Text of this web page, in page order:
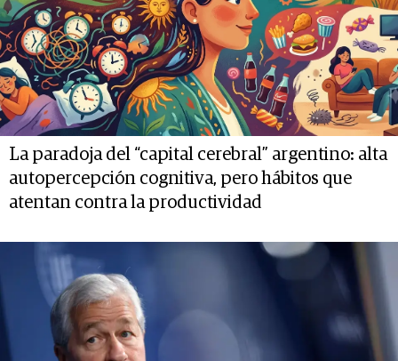
La paradoja del “capital cerebral” argentino: alta
autopercepción cognitiva, pero hábitos que
atentan contra la productividad